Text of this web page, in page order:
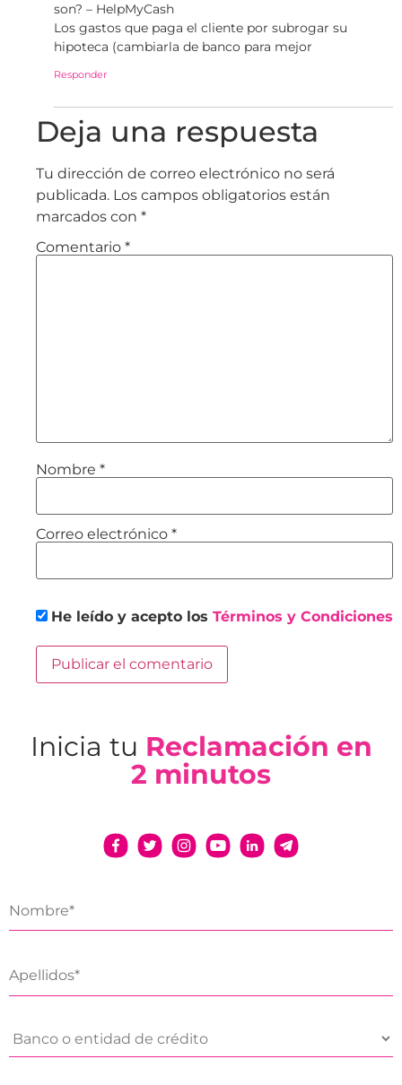
son? – HelpMyCash
Los gastos que paga el cliente por subrogar su
hipoteca (cambiarla de banco para mejor
Responder
Deja una respuesta
Tu dirección de correo electrónico no será
publicada. Los campos obligatorios están
marcados con *
Comentario *
Nombre *
Correo electrónico *
He leído y acepto los Términos y Condiciones
Inicia tu Reclamación en
2 minutos